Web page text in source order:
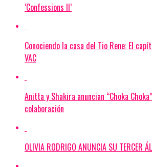
‘Confessions II’
Conociendo la casa del Tio Rene: El
VAC
Anitta y Shakira anuncian “Choka
colaboración
OLIVIA RODRIGO ANUNCIA SU TERCER